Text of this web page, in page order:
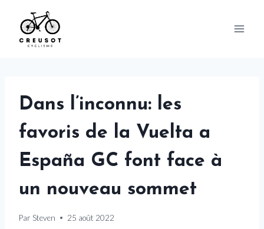
content
Dans l’inconnu: les
favoris de la Vuelta a
España GC font face à
un nouveau sommet
Par Steven 25 août 2022